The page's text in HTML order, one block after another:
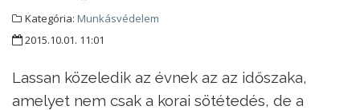
Kategória: Munkásvédelem
2015.10.01. 11:01
Lassan közeledik az évnek az az időszaka,
amelyet nem csak a korai sötétedés, de a